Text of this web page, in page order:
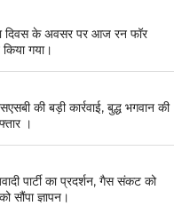
दिवस के अवसर पर आज रन फॉर
गया।
की बड़ी कार्रवाई, बुद्ध भगवान की
।
पार्टी का प्रदर्शन, गैस संकट को
सौंपा ज्ञापन।